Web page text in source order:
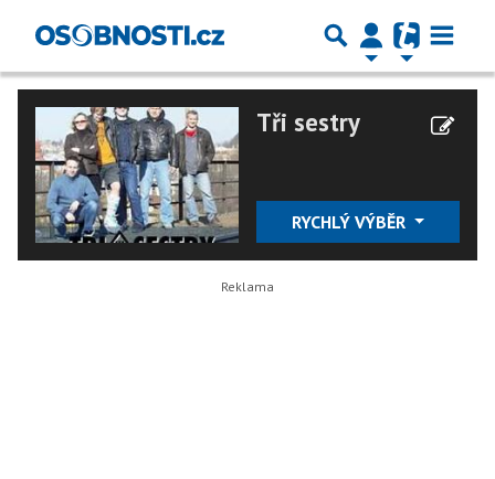
Tři sestry
RYCHLÝ VÝBĚR